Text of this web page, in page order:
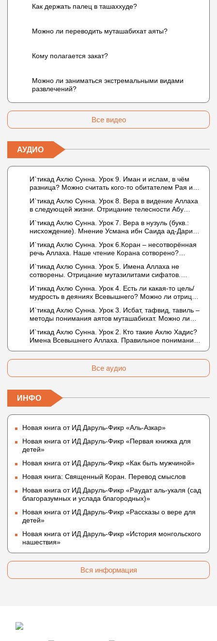
Как держать палец в ташаххуде?
Можно ли переводить муташабихат аяты?
Кому полагается закат?
Можно ли заниматься экстремальными видами
развлечений?
Все видео
АУДИО
И`тикад Ахлю Сунна. Урок 9. Иман и ислам, в чём
разница? Можно считать кого-то обитателем Рая или
И`тикад Ахлю Сунна. Урок 8. Вера в видение Аллаха
в следующей жизни. Отрицание телесности Абу
Усмана ибн Саида ад-Дарими. Иман – это слова,
дела и познание
И`тикад Ахлю Сунна. Урок 7. Вера в нузуль (букв.:
нисхождение). Мнение Усмана ибн Саида ад-Дарими
описывается физическим движением?
И`тикад Ахлю Сунна. Урок 6.Коран – несотворённая
речь Аллаха. Наше чтение Корана сотворено?
И`тикад Ахлю Сунна. Урок 5. Имена Аллаха не
сотворены. Отрицание мутазилитами сифатов.
И`тикад Ахлю Сунна. Урок 4. Есть ли какая-то цель/
мудрость в деяниях Всевышнего? Можно ли отрицать
не пришло в Коране и Сунне? Концепция ибн
Таймийи
И`тикад Ахлю Сунна. Урок 3. Исбат, тафвид, тавиль –
методы понимания аятов муташабихат. Можно ли
Что означает утверждение сифата «биля кейфа»
(без образа)?
И`тикад Ахлю Сунна. Урок 2. Кто такие Ахлю Хадис?
Имена Всевышнего Аллаха. Правильное понимание
Все аудио
ИНФО
Новая книга от ИД Даруль-Фикр «Аль-Азкар»
Новая книга от ИД Даруль-Фикр «Первая книжка для
детей»
Новая книга от ИД Даруль-Фикр «Как быть мужчиной»
Новая книга: Священный Коран. Перевод смыслов
Новая книга от ИД Даруль-Фикр «Раудат аль-укаля (cад
благоразумных и услада благородных)»
Новая книга от ИД Даруль-Фикр «Рассказы о вере для
детей»
Новая книга от ИД Даруль-Фикр «История монгольского
нашествия»
Вся информация